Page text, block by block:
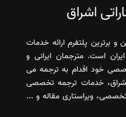
اشراق
و برترین پلتفرم ارائه خدمات
است. مترجمان ایرانی و
خود اقدام به ترجمه می
اشراق، خدمات ترجمه تخصصی
ویراستاری مقاله و ...